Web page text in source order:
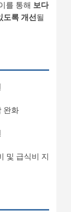
를 통해 보다
도록 개선 될
완화
및 급식비 지